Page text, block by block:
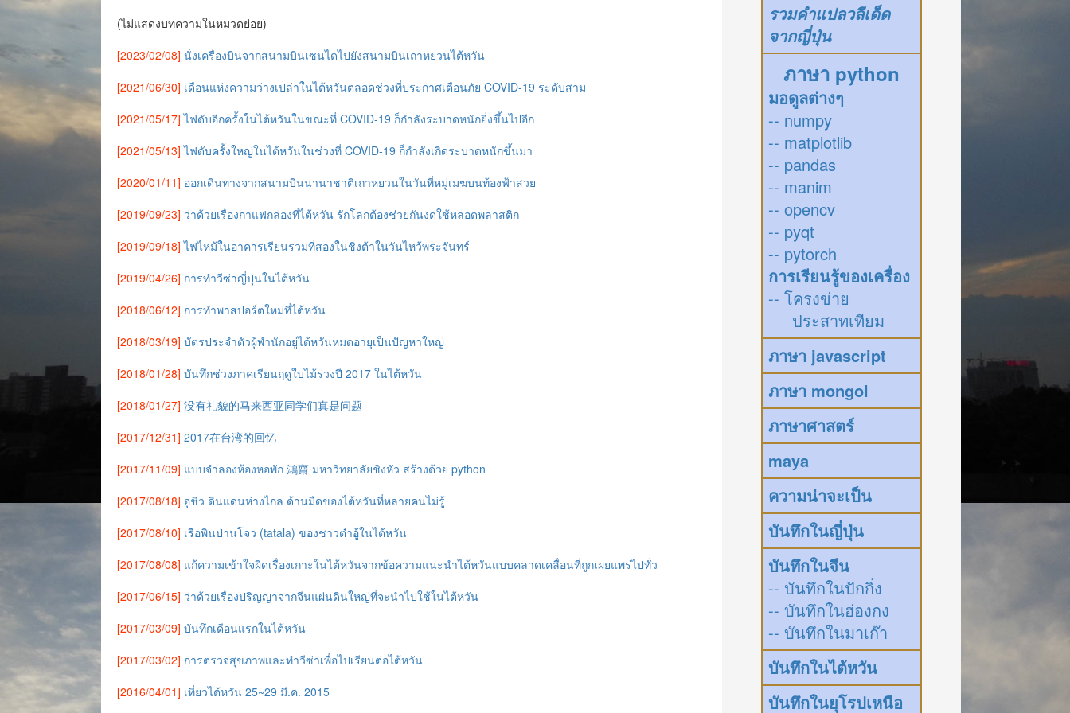
(ไม่แสดงบทความในหมวดย่อย)
[2023/02/08] นั่งเครื่องบินจากสนามบินเซนไดไปยังสนามบินเถาหยวนไต้หวัน
[2021/06/30] เดือนแห่งความว่างเปล่าในไต้หวันตลอดช่วงที่ประกาศเตือนภัย COVID-19 ระดับสาม
[2021/05/17] ไฟดับอีกครั้งในไต้หวันในขณะที่ COVID-19 ก็กำลังระบาดหนักยิ่งขึ้นไปอีก
[2021/05/13] ไฟดับครั้งใหญ่ในไต้หวันในช่วงที่ COVID-19 ก็กำลังเกิดระบาดหนักขึ้นมา
[2020/01/11] ออกเดินทางจากสนามบินนานาชาติเถาหยวนในวันที่หมู่เมฆบนท้องฟ้าสวย
[2019/09/23] ว่าด้วยเรื่องกาแฟกล่องที่ไต้หวัน รักโลกต้องช่วยกันงดใช้หลอดพลาสติก
[2019/09/18] ไฟไหม้ในอาคารเรียนรวมที่สองในชิงต้าในวันไหว้พระจันทร์
[2019/04/26] การทำวีซ่าญี่ปุ่นในไต้หวัน
[2018/06/12] การทำพาสปอร์ตใหม่ที่ไต้หวัน
[2018/03/19] บัตรประจำตัวผู้พำนักอยู่ไต้หวันหมดอายุเป็นปัญหาใหญ่
[2018/01/28] บันทึกช่วงภาคเรียนฤดูใบไม้ร่วงปี 2017 ในไต้หวัน
[2018/01/27] 没有礼貌的马来西亚同学们真是问题
[2017/12/31] 2017在台湾的回忆
[2017/11/09] แบบจำลองห้องหอพัก 鴻齋 มหาวิทยาลัยชิงหัว สร้างด้วย python
[2017/08/18] อูชิว ดินแดนห่างไกล ด้านมืดของไต้หวันที่หลายคนไม่รู้
[2017/08/10] เรือพินป่านโจว (tatala) ของชาวต๋าอู้ในไต้หวัน
[2017/08/08] แก้ความเข้าใจผิดเรื่องเกาะในไต้หวันจากข้อความแนะนำไต้หวันแบบคลาดเคลื่อนที่ถูกเผยแพร่ไปทั่ว
[2017/06/15] ว่าด้วยเรื่องปริญญาจากจีนแผ่นดินใหญ่ที่จะนำไปใช้ในไต้หวัน
[2017/03/09] บันทึกเดือนแรกในไต้หวัน
[2017/03/02] การตรวจสุขภาพและทำวีซ่าเพื่อไปเรียนต่อไต้หวัน
[2016/04/01] เที่ยวไต้หวัน 25~29 มี.ค. 2015
รวมคำแปลวลีเด็ด
จากญี่ปุ่น
ภาษา python
มอดูลต่างๆ
-- numpy
-- matplotlib
-- pandas
-- manim
-- opencv
-- pyqt
-- pytorch
การเรียนรู้ของเครื่อง
-- โครงข่าย
ประสาทเทียม
ภาษา javascript
ภาษา mongol
ภาษาศาสตร์
maya
ความน่าจะเป็น
บันทึกในญี่ปุ่น
บันทึกในจีน
-- บันทึกในปักกิ่ง
-- บันทึกในฮ่องกง
-- บันทึกในมาเก๊า
บันทึกในไต้หวัน
บันทึกในยุโรปเหนือ